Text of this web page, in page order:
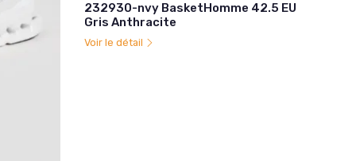
232930-nvy BasketHomme 42.5 EU
Gris Anthracite
Voir le détail